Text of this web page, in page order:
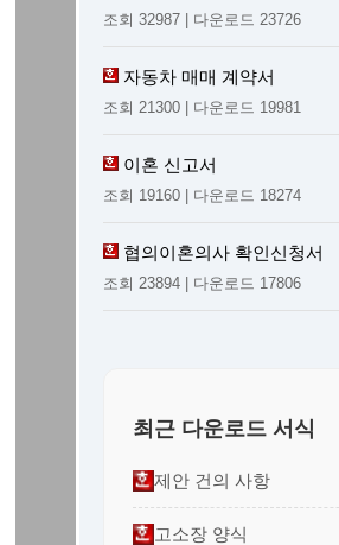
조회 32987 | 다운로드 23726
자동차 매매 계약서
조회 21300 | 다운로드 19981
이혼 신고서
조회 19160 | 다운로드 18274
협의이혼의사 확인신청서
조회 23894 | 다운로드 17806
최근 다운로드 서식
제안 건의 사항
고소장 양식